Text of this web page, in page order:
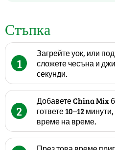
Стъпка
1
Загрейте уок, или
сложете чесъна и
секунди.
2
Добавете China Mix
гответе 10–12
време на време.